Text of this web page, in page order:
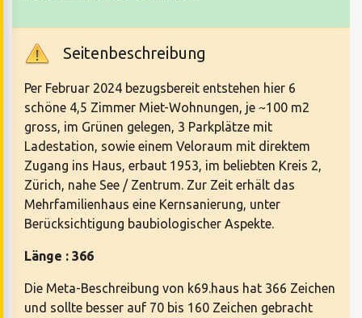
Seitenbeschreibung
Per Februar 2024 bezugsbereit entstehen hier 6
schöne 4,5 Zimmer Miet-Wohnungen, je ~100 m2
gross, im Grünen gelegen, 3 Parkplätze mit
Ladestation, sowie einem Veloraum mit direktem
Zugang ins Haus, erbaut 1953, im beliebten Kreis 2,
Zürich, nahe See / Zentrum. Zur Zeit erhält das
Mehrfamilienhaus eine Kernsanierung, unter
Berücksichtigung baubiologischer Aspekte.
Länge : 366
Die Meta-Beschreibung von k69.haus hat 366 Zeichen
und sollte besser auf 70 bis 160 Zeichen gebracht